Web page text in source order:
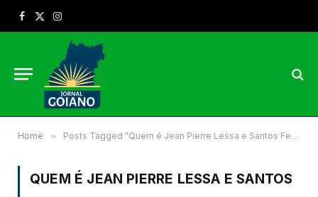
Facebook
X
Instagram
Home » Posts Tagged "Quem é Jean Pierre Lessa e Santos Ferreira"
QUEM É JEAN PIERRE LESSA E SANTOS